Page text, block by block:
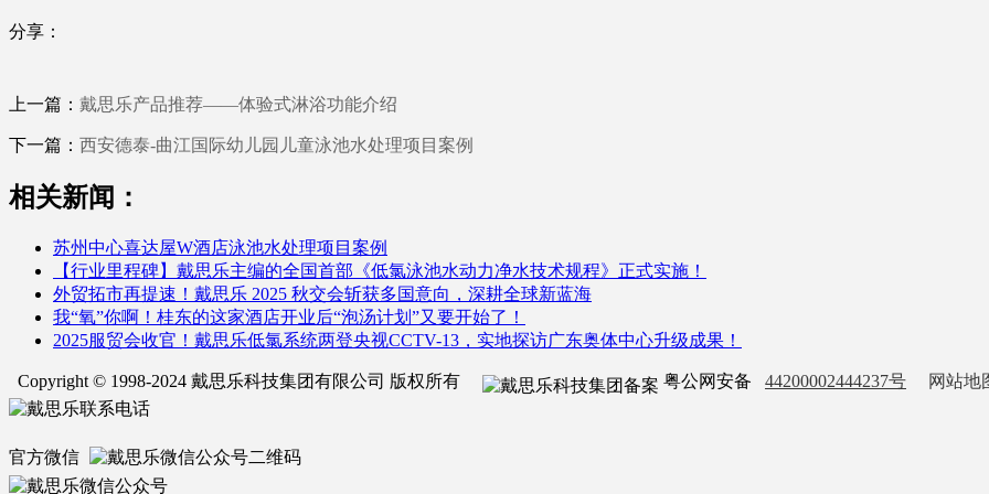
分享：
上一篇： 戴思乐产品推荐——体验式淋浴功能介绍
下一篇： 西安德泰-曲江国际幼儿园儿童泳池水处理项目案例
相关新闻：
苏州中心喜达屋W酒店泳池水处理项目案例
【行业里程碑】戴思乐主编的全国首部《低氯泳池水动力净水技术规程》正式实施！
外贸拓市再提速！戴思乐 2025 秋交会斩获多国意向，深耕全球新蓝海
我“氧”你啊！桂东的这家酒店开业后“泡汤计划”又要开始了！
2025服贸会收官！戴思乐低氯系统两登央视CCTV-13，实地探访广东奥体中心升级成果！
Copyright © 1998-2024 戴思乐科技集团有限公司 版权所有 粤公网安备 44200002444237号 网站地
官方微信